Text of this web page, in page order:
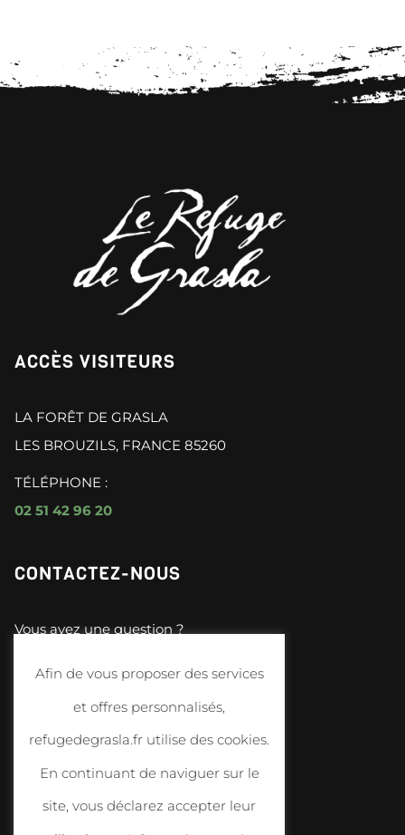
ACCÈS VISITEURS
LA FORÊT DE GRASLA
LES BROUZILS, FRANCE 85260
TÉLÉPHONE :
02 51 42 96 20
CONTACTEZ-NOUS
Vous avez une question ?
Afin de vous proposer des services
et offres personnalisés,
refugedegrasla.fr utilise des cookies.
En continuant de naviguer sur le
site, vous déclarez accepter leur